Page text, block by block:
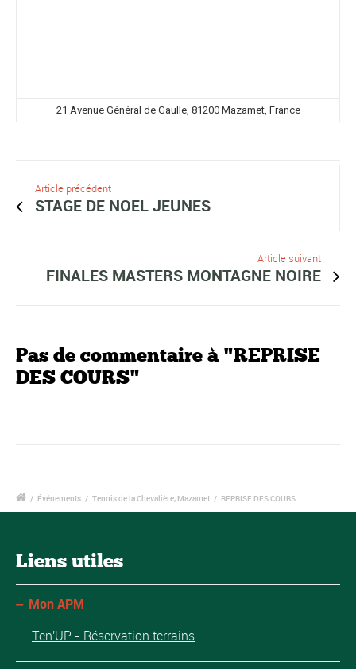
21 Avenue Général de Gaulle, 81200 Mazamet, France
Article précédent
STAGE DE NOEL JEUNES
Article suivant
FINALES MASTERS MONTAGNE NOIRE
Pas de commentaire à "REPRISE
DES COURS"
/ Événements / Tennis de la Chevalière, Mazamet / REPRISE DES COURS
Liens utiles
Mon APM
Ten'UP - Réservation terrains